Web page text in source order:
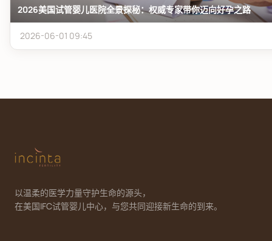
2026美国试管婴儿医院全景探秘：权威专家带你迈向好孕之路
2026-06-01 09:45
以温柔的医学力量守护生命的源头，
在美国IFC试管婴儿中心，与您共同迎接新生命的到来。